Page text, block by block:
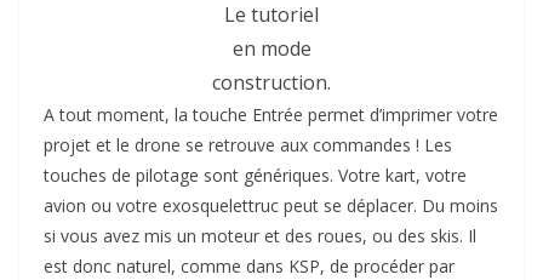
Le tutoriel
en mode
construction.
A tout moment, la touche Entrée permet d’imprimer votre
projet et le drone se retrouve aux commandes ! Les
touches de pilotage sont génériques. Votre kart, votre
avion ou votre exosquelettruc peut se déplacer. Du moins
si vous avez mis un moteur et des roues, ou des skis. Il
est donc naturel, comme dans KSP, de procéder par